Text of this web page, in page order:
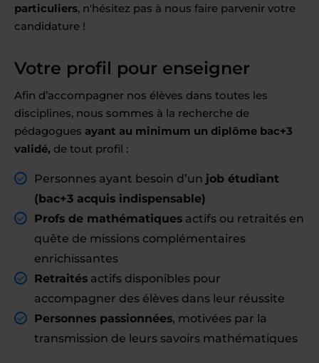
particuliers, n'hésitez pas à nous faire parvenir votre
candidature !
Votre profil pour enseigner
Afin d’accompagner nos élèves dans toutes les
disciplines, nous sommes à la recherche de
pédagogues ayant au minimum un diplôme bac+3
validé, de tout profil :
Personnes ayant besoin d’un job étudiant
(bac+3 acquis indispensable)
Profs de mathématiques actifs ou retraités en
quête de missions complémentaires
enrichissantes
Retraités actifs disponibles pour
accompagner des élèves dans leur réussite
Personnes passionnées, motivées par la
transmission de leurs savoirs mathématiques